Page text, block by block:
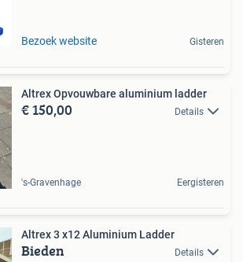
Bezoek website Gisteren
Altrex Opvouwbare aluminium ladder
€ 150,00 Details
's-Gravenhage Eergisteren
Altrex 3 x12 Aluminium Ladder
Bieden Details